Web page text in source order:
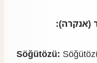
(אנקרה):